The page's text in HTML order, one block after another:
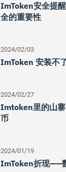
ImToken安全提
全的重要性
2024/02/03
ImToken 安装不
2024/02/27
Imtoken里的山
币
2024/01/19
ImToken折现——